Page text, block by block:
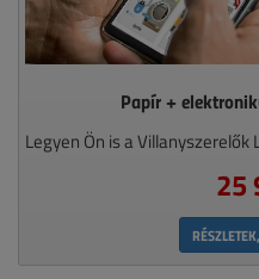
Papír +
Legyen Ön is a Villanyszerelők
25